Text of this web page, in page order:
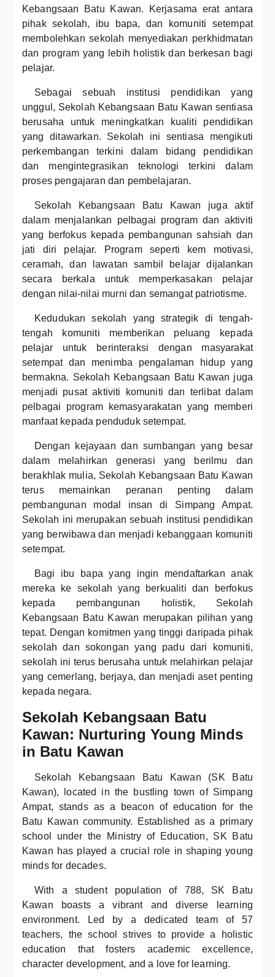
Kebangsaan Batu Kawan. Kerjasama erat antara
pihak sekolah, ibu bapa, dan komuniti setempat
membolehkan sekolah menyediakan perkhidmatan
dan program yang lebih holistik dan berkesan bagi
pelajar.
Sebagai sebuah institusi pendidikan yang
unggul, Sekolah Kebangsaan Batu Kawan sentiasa
berusaha untuk meningkatkan kualiti pendidikan
yang ditawarkan. Sekolah ini sentiasa mengikuti
perkembangan terkini dalam bidang pendidikan
dan mengintegrasikan teknologi terkini dalam
proses pengajaran dan pembelajaran.
Sekolah Kebangsaan Batu Kawan juga aktif
dalam menjalankan pelbagai program dan aktiviti
yang berfokus kepada pembangunan sahsiah dan
jati diri pelajar. Program seperti kem motivasi,
ceramah, dan lawatan sambil belajar dijalankan
secara berkala untuk memperkasakan pelajar
dengan nilai-nilai murni dan semangat patriotisme.
Kedudukan sekolah yang strategik di tengah-
tengah komuniti memberikan peluang kepada
pelajar untuk berinteraksi dengan masyarakat
setempat dan menimba pengalaman hidup yang
bermakna. Sekolah Kebangsaan Batu Kawan juga
menjadi pusat aktiviti komuniti dan terlibat dalam
pelbagai program kemasyarakatan yang memberi
manfaat kepada penduduk setempat.
Dengan kejayaan dan sumbangan yang besar
dalam melahirkan generasi yang berilmu dan
berakhlak mulia, Sekolah Kebangsaan Batu Kawan
terus memainkan peranan penting dalam
pembangunan modal insan di Simpang Ampat.
Sekolah ini merupakan sebuah institusi pendidikan
yang berwibawa dan menjadi kebanggaan komuniti
setempat.
Bagi ibu bapa yang ingin mendaftarkan anak
mereka ke sekolah yang berkualiti dan berfokus
kepada pembangunan holistik, Sekolah
Kebangsaan Batu Kawan merupakan pilihan yang
tepat. Dengan komitmen yang tinggi daripada pihak
sekolah dan sokongan yang padu dari komuniti,
sekolah ini terus berusaha untuk melahirkan pelajar
yang cemerlang, berjaya, dan menjadi aset penting
kepada negara.
Sekolah Kebangsaan Batu
Kawan: Nurturing Young Minds
in Batu Kawan
Sekolah Kebangsaan Batu Kawan (SK Batu
Kawan), located in the bustling town of Simpang
Ampat, stands as a beacon of education for the
Batu Kawan community. Established as a primary
school under the Ministry of Education, SK Batu
Kawan has played a crucial role in shaping young
minds for decades.
With a student population of 788, SK Batu
Kawan boasts a vibrant and diverse learning
environment. Led by a dedicated team of 57
teachers, the school strives to provide a holistic
education that fosters academic excellence,
character development, and a love for learning.